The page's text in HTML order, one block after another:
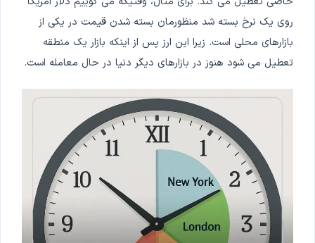
روی یک نرخ بسته شد منظورمان بسته شدن قیمت در یکی از
بازارهای محلی است. زیرا این ارز پس از اینکه بازار یک منطقه
تعطیل می شود هنوز در بازارهای دیگر دنیا در حال معامله است.